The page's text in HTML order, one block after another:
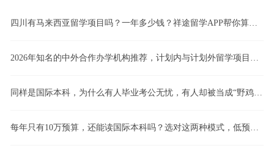
四川有马来西亚留学项目吗？一年多少钱？祥途留学APP帮你算清这笔账！
2026年知名的中外合作办学机构推荐，计划内与计划外留学项目怎么选，4+0、3+1、2+2国际本科模式深度解析
同样是国际本科，为什么有人毕业考公无忧，有人却被当成“野鸡”？计划内留学vs计划外留学，一文看懂！
每年只有10万预算，还能读国际本科吗？选对这两种模式，低预算也能逆袭！